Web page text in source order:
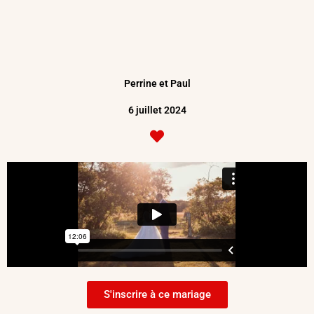
Perrine et Paul
6 juillet 2024
S'inscrire à ce mariage